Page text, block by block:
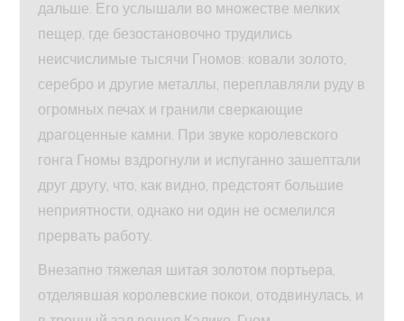
дальше. Его услышали во множестве мелких
пещер, где безостановочно трудились
неисчислимые тысячи Гномов: ковали золото,
серебро и другие металлы, переплавляли руду в
огромных печах и гранили сверкающие
драгоценные камни. При звуке королевского
гонга Гномы вздрогнули и испуганно зашептали
друг другу, что, как видно, предстоят большие
неприятности, однако ни один не осмелился
прервать работу.
Внезапно тяжелая шитая золотом портьера,
отделявшая королевские покои, отодвинулась, и